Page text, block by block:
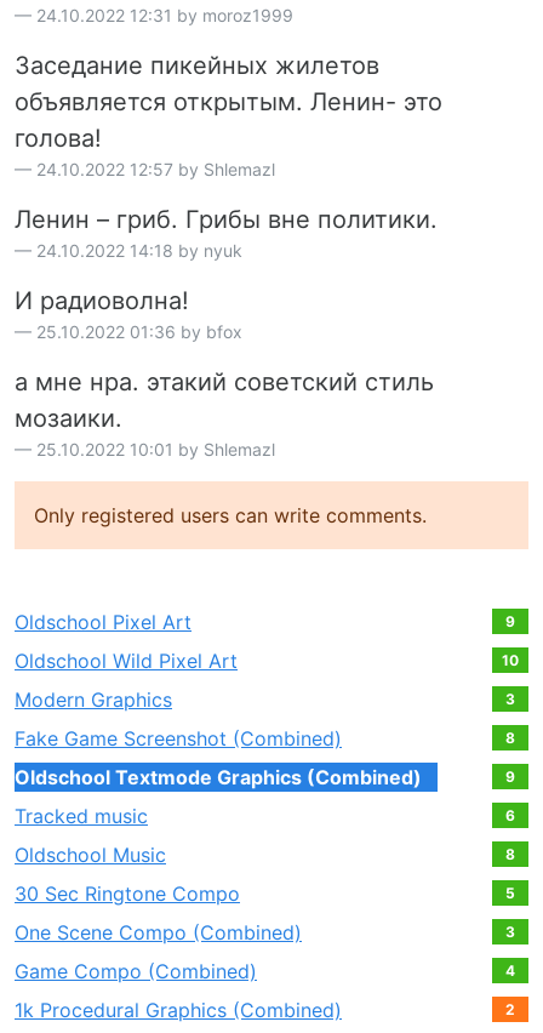
24.10.2022 12:31 by moroz1999
Заседание пикейных жилетов
объявляется открытым. Ленин- это
голова!
24.10.2022 12:57 by Shlemazl
Ленин – гриб. Грибы вне политики.
24.10.2022 14:18 by nyuk
И радиоволна!
25.10.2022 01:36 by bfox
а мне нра. этакий советский стиль
мозаики.
25.10.2022 10:01 by Shlemazl
Only registered users can write comments.
Oldschool Pixel Art 9
Oldschool Wild Pixel Art 10
Modern Graphics 3
Fake Game Screenshot (Combined) 8
Oldschool Textmode Graphics (Combined) 9
Tracked music 6
Oldschool Music 8
30 Sec Ringtone Compo 5
One Scene Compo (Combined) 3
Game Compo (Combined) 4
1k Procedural Graphics (Combined) 2